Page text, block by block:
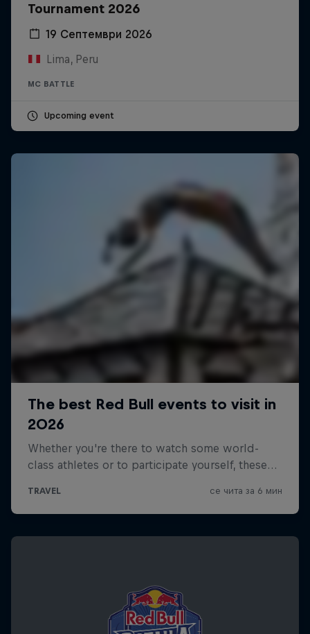
Tournament 2026
19 Септември 2026
Lima, Peru
MC BATTLE
Upcoming event